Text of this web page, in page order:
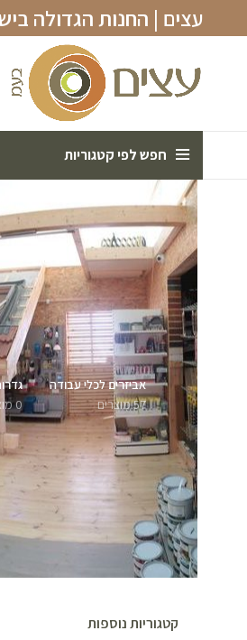
עצים | החנות הגדולה
חפש לפי קטגוריות
אביזרים לכלי עבודה
57 מוצרים
0 מוצרים
קטגוריות נוספות